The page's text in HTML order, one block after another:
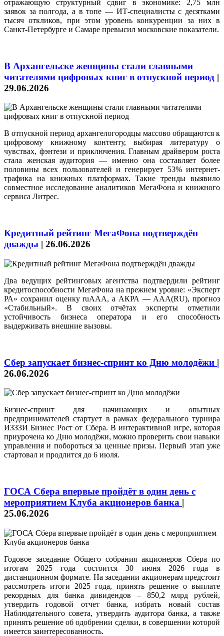
отражающую структурный сдвиг в экономике: 2,75 млн
заявок за полгода, а в топе — ИТ-специалисты с десятками
тысяч откликов, при этом уровень конкуренции за них в
Санкт-Петербурге и Самаре превысил московские показатели.
В Архангельске женщины стали главными
читателями цифровых книг в отпускной период |
29.06.2026
В отпускной период архангелогородцы массово обращаются к
цифровому книжному контенту, выбирая литературу о
чувствах, фэнтези и приключения. Главным драйвером роста
стала женская аудитория — именно она составляет более
половины всех пользователей и генерирует 53% интернет-
трафика на книжных платформах. Такие тренды выявило
совместное исследование аналитиков МегаФона и книжного
сервиса Литрес.
Кредитный рейтинг МегаФона подтверждён
дважды | 26.06.2026
Два ведущих рейтинговых агентства подтвердили рейтинг
кредитоспособности МегаФона на прежнем уровне: «Эксперт
РА» сохранил оценку ruAAA, а АКРА — AAА(RU), прогноз
«Стабильный». В своих отчётах эксперты отметили
устойчивость бизнеса оператора и его способность
выдерживать внешние вызовы.
Сбер запускает бизнес-спринт ко Дню молодёжи |
26.06.2026
Бизнес-спринт для начинающих и опытных
предпринимателей стартует в рамках федерального турнира
ИЗЗЗИ Бизнес Рост от Сбера. В интерактивной игре, которая
приурочена ко Дню молодёжи, можно проверить свои навыки
управления и побороться за ценные призы. Первый этап уже
стартовал и продлится до 6 июля.
ГОСА Сбера впервые пройдёт в один день с
мероприятием Клуба акционеров банка |
25.06.2026
Годовое заседание Общего собрания акционеров Сбера по
итогам 2025 года состоится 30 июня 2026 года в
дистанционном формате. На заседании акционерам предстоит
рассмотреть итоги 2025 года, принять решение о выплате
рекордных для банка дивидендов – 850,2 млрд рублей,
утвердить годовой отчет банка, избрать новый состав
Наблюдательного совета, утвердить аудитора банка, а также
принять решение об одобрении сделки, в совершении которой
имеется заинтересованность.